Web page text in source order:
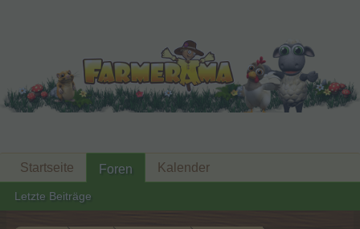
Startseite Foren
Letzte Beiträge
Kalender